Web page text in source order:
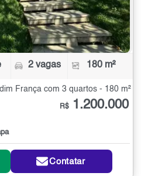
2 vagas 180 m²
França com 3 quartos - 180 m²
R$ 1.200.000
Contatar